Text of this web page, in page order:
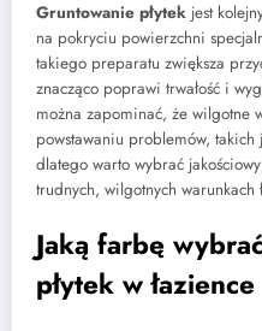
Gruntowanie płytek jest
na pokryciu powierzchni
takiego preparatu zwiększa
znacząco poprawi trwałość i
można zapominać, że wilgotne
powstawaniu problemów, takich
dlatego warto wybrać
trudnych, wilgotnych warunkach
Jaką farbę
płytek w łazience